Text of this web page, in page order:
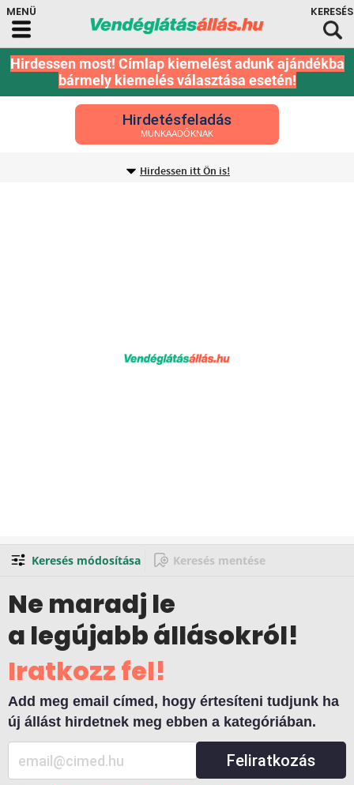
Hirdessen most! Címlap kiemelést adunk ajándékba
bármely kiemelés választása esetén!
Hirdetésfeladás
MUNKAADÓKNAK
Hirdessen itt Ön is!
Keresés módosítása Keresés mentése
Ne maradj le
a legújabb állásokról!
Iratkozz fel!
Add meg email címed, hogy értesíteni tudjunk ha
új állást hirdetnek meg ebben a kategóriában.
Feliratkozás